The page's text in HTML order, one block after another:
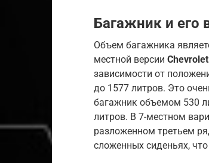
Багажник и его
Объем багажника
местной версии
зависимости от
до 1577 литров. Это
багажник объемом 530
литров. В 7-местном
разложенном третьем
сложенных сиденьях,